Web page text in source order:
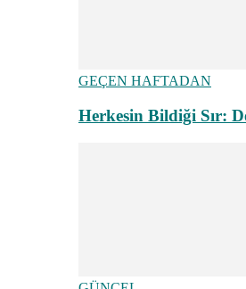
GEÇEN HAFTADAN
Herkesin Bildiği Sır: